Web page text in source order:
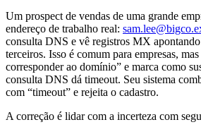
Um prospect de vendas de uma grande
endereço de trabalho real:
consulta DNS e vê registros MX
terceiros. Isso é comum para empresas,
corresponder ao domínio” e marca como
consulta DNS dá timeout. Seu sistema
com “timeout” e rejeita o cadastro.
A correção é lidar com a incerteza com